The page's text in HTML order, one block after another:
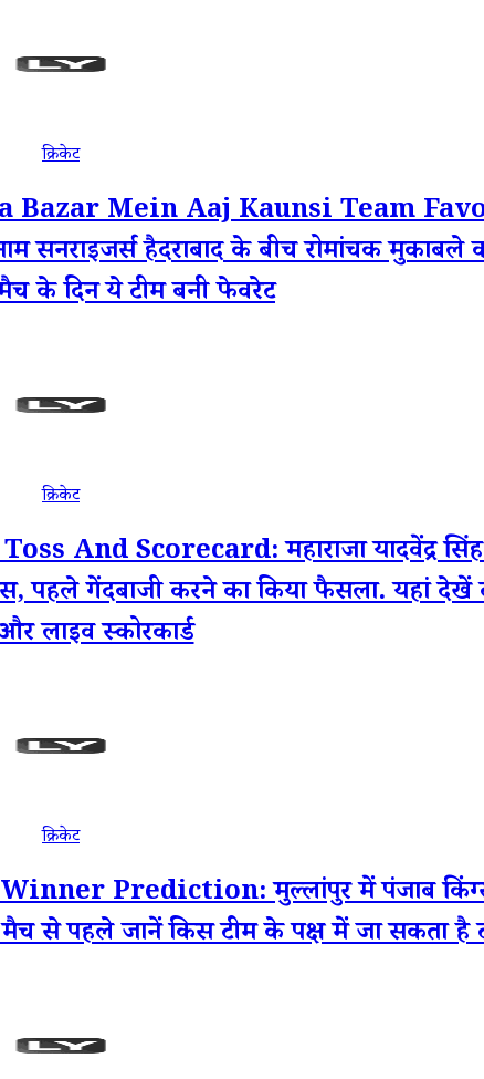
क्रिकेट
Mein Aaj Kaunsi Team
सनराइजर्स हैदराबाद के बीच रोमांचक मुकाबले
के दिन ये टीम बनी फेवरेट
क्रिकेट
And Scorecard: महाराजा यादवेंद्र सिंह
पहले गेंदबाजी करने का किया फैसला. यहां देखें
लाइव स्कोरकार्ड
क्रिकेट
Prediction: मुल्लांपुर में पंजाब किंग्स
मैच से पहले जानें किस टीम के पक्ष में जा सकता है